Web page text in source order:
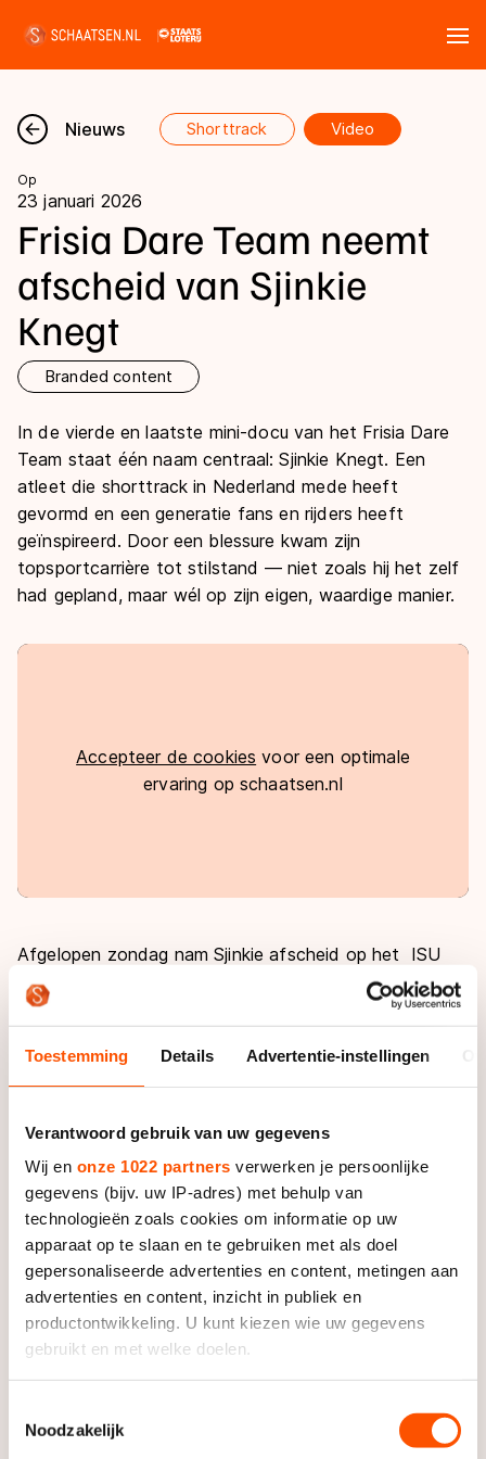
Toestemming Details Advertentie-instellingen
Verantwoord gebruik van uw gegevens
Wij en onze 1022 partners verwerken je persoonlijke
gegevens (bijv. uw IP-adres) met behulp van
technologieën zoals cookies om informatie op uw
apparaat op te slaan en te gebruiken met als doel
gepersonaliseerde advertenties en content, metingen aan
advertenties en content, inzicht in publiek en
productontwikkeling. U kunt kiezen wie uw gegevens
gebruikt en met welke doelen.
Informatie verzamelen over uw geografische locatie,
Noodzakelijk
Nieuws
Kalender
Disciplines
Marathon
Langebaan
Kunstschaatsen
Schoonrijden
Natuurijs
Uitslagen
Langebaan
Shorttrack
Marathon
Inlineskaten
Kunstschaatsen
Tijden & historie
Ranglijsten Langebaan
Persoonlijke records & tijden
Historie & statistiek
De weg op
Inschrijven wedstrijden
Algemene Nederlandse Schaatstijd
Waar kan ik schaatsen en skaten?
Schaatsfans
Alles voor jou als schaatsfan
Evenementen
Word schaatsfan!
Medaillespiegel
Nieuws Shorttrack Video
Op
23 januari 2026
Frisia Dare Team neemt
afscheid van Sjinkie
Knegt
Branded content
In de vierde en laatste mini-docu van het Frisia Dare
Team staat één naam centraal: Sjinkie Knegt. Een
atleet die shorttrack in Nederland mede heeft
gevormd en een generatie fans en rijders heeft
geïnspireerd. Door een blessure kwam zijn
topsportcarrière tot stilstand — niet zoals hij het zelf
had gepland, maar wél op zijn eigen, waardige manier.
Accepteer de cookies voor een optimale
ervaring op schaatsen.nl
Afgelopen zondag nam Sjinkie afscheid op het ISU
Odido Shorttrack EK in Tilburg. Een bijzonder moment,
vol emotie, herinneringen en dankbaarheid. Frisia was
staan bij alles wat is geweest. Bij het verlaten van de
arena kregen bezoekers een zakje Frisia snoep met
door Sjinkie zelf, als dank aan zijn fans voor alle steun
en mooie momenten door de jaren heen.
Dit is geen einde, maar een ode. Aan lef,
doorzettingsvermogen en een carrière die laat zien
wat durven écht betekent — ook als loslaten de
grootste uitdaging is.
Dit is Sjinkie. Dit is dare, tot het laatste rondje. ❤️🔥
#FrisiaDareTeam #SjinkieKnegt #BedanktSjinkie
#DareToLiveTheSweetLife #TeamFrisia #Shorttrack
#BrandedContent